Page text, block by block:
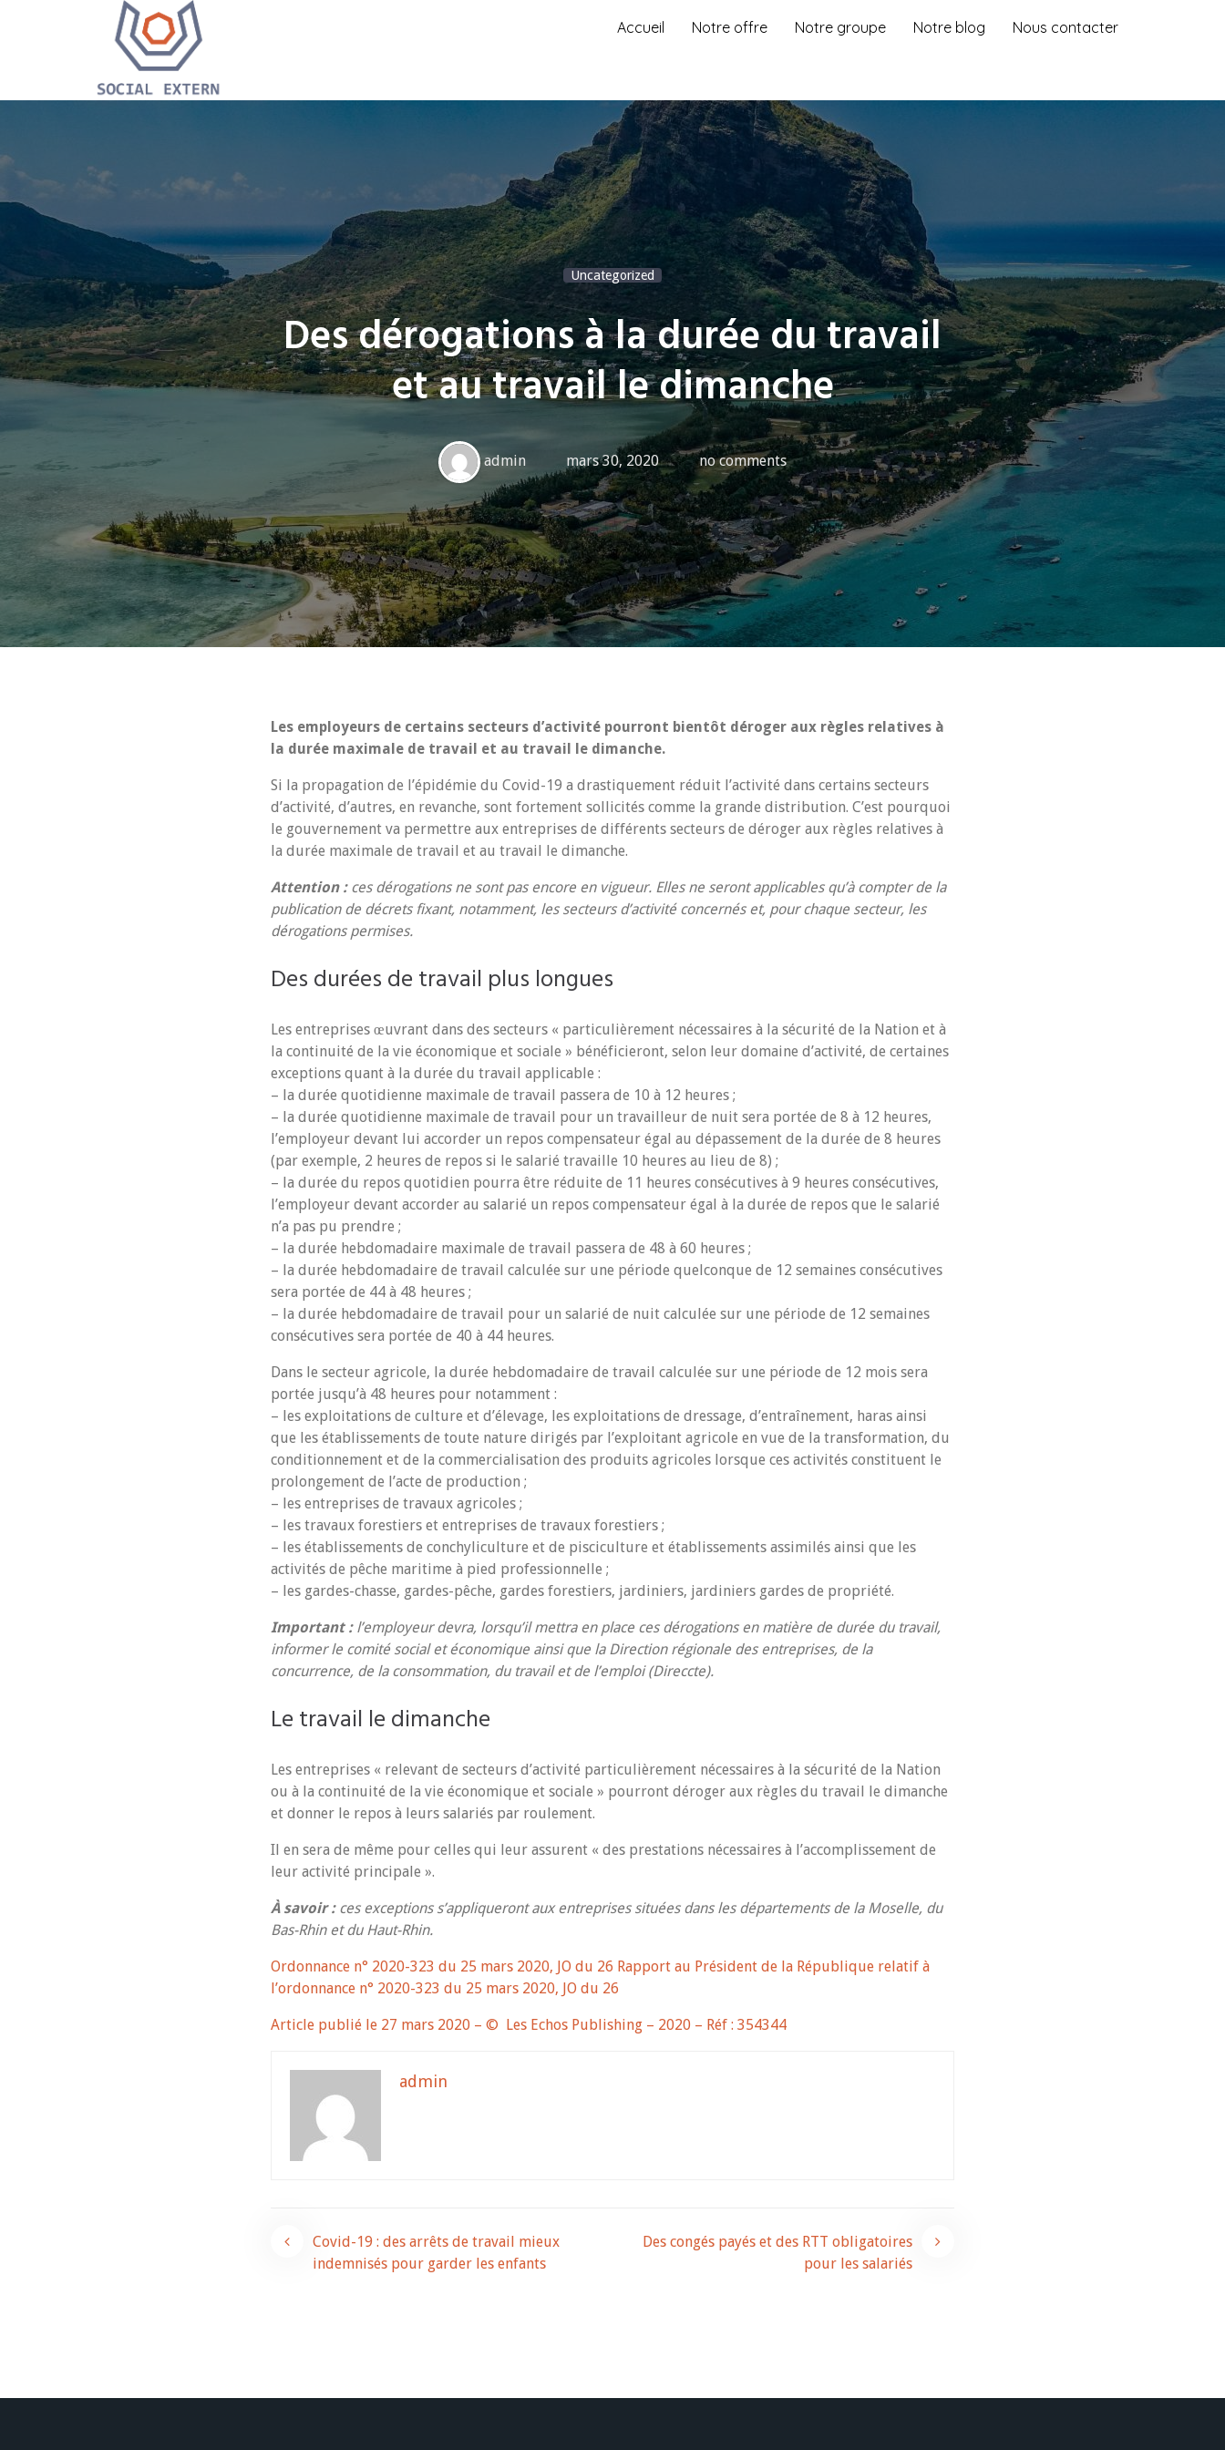
Accueil Notre offre Notre groupe Notre blog Nous contacter
Uncategorized
Des dérogations à la durée du travail
et au travail le dimanche
admin mars 30, 2020 no comments
Les employeurs de certains secteurs d’activité pourront bientôt déroger aux règles relatives à
la durée maximale de travail et au travail le dimanche.
Si la propagation de l’épidémie du Covid-19 a drastiquement réduit l’activité dans certains secteurs
d’activité, d’autres, en revanche, sont fortement sollicités comme la grande distribution. C’est pourquoi
le gouvernement va permettre aux entreprises de différents secteurs de déroger aux règles relatives à
la durée maximale de travail et au travail le dimanche.
Attention :ces dérogations ne sont pas encore en vigueur. Elles ne seront applicables qu’à compter de la
publication de décrets fixant, notamment, les secteurs d’activité concernés et, pour chaque secteur, les
dérogations permises.
Des durées de travail plus longues
Les entreprises œuvrant dans des secteurs « particulièrement nécessaires à la sécurité de la Nation et à
la continuité de la vie économique et sociale » bénéficieront, selon leur domaine d’activité, de certaines
exceptions quant à la durée du travail applicable :
– la durée quotidienne maximale de travail passera de 10 à 12 heures ;
– la durée quotidienne maximale de travail pour un travailleur de nuit sera portée de 8 à 12 heures,
l’employeur devant lui accorder un repos compensateur égal au dépassement de la durée de 8 heures
(par exemple, 2 heures de repos si le salarié travaille 10 heures au lieu de 8) ;
– la durée du repos quotidien pourra être réduite de 11 heures consécutives à 9 heures consécutives,
l’employeur devant accorder au salarié un repos compensateur égal à la durée de repos que le salarié
n’a pas pu prendre ;
– la durée hebdomadaire maximale de travail passera de 48 à 60 heures ;
– la durée hebdomadaire de travail calculée sur une période quelconque de 12 semaines consécutives
sera portée de 44 à 48 heures ;
– la durée hebdomadaire de travail pour un salarié de nuit calculée sur une période de 12 semaines
consécutives sera portée de 40 à 44 heures.
Dans le secteur agricole, la durée hebdomadaire de travail calculée sur une période de 12 mois sera
portée jusqu’à 48 heures pour notamment :
– les exploitations de culture et d’élevage, les exploitations de dressage, d’entraînement, haras ainsi
que les établissements de toute nature dirigés par l’exploitant agricole en vue de la transformation, du
conditionnement et de la commercialisation des produits agricoles lorsque ces activités constituent le
prolongement de l’acte de production ;
– les entreprises de travaux agricoles ;
– les travaux forestiers et entreprises de travaux forestiers ;
– les établissements de conchyliculture et de pisciculture et établissements assimilés ainsi que les
activités de pêche maritime à pied professionnelle ;
– les gardes-chasse, gardes-pêche, gardes forestiers, jardiniers, jardiniers gardes de propriété.
Important :l’employeur devra, lorsqu’il mettra en place ces dérogations en matière de durée du travail,
informer le comité social et économique ainsi que la Direction régionale des entreprises, de la
concurrence, de la consommation, du travail et de l’emploi (Direccte).
Le travail le dimanche
Les entreprises « relevant de secteurs d’activité particulièrement nécessaires à la sécurité de la Nation
ou à la continuité de la vie économique et sociale » pourront déroger aux règles du travail le dimanche
et donner le repos à leurs salariés par roulement.
Il en sera de même pour celles qui leur assurent « des prestations nécessaires à l’accomplissement de
leur activité principale ».
À savoir :ces exceptions s’appliqueront aux entreprises situées dans les départements de la Moselle, du
Bas-Rhin et du Haut-Rhin.
Ordonnance n° 2020-323 du 25 mars 2020, JO du 26 Rapport au Président de la République relatif à
l’ordonnance n° 2020-323 du 25 mars 2020, JO du 26
Article publié le 27 mars 2020 – © Les Echos Publishing – 2020 – Réf : 354344
admin
Navigation
Covid-19 : des arrêts de travail mieux
indemnisés pour garder les enfants
Des congés payés et des RTT obligatoires
pour les salariés